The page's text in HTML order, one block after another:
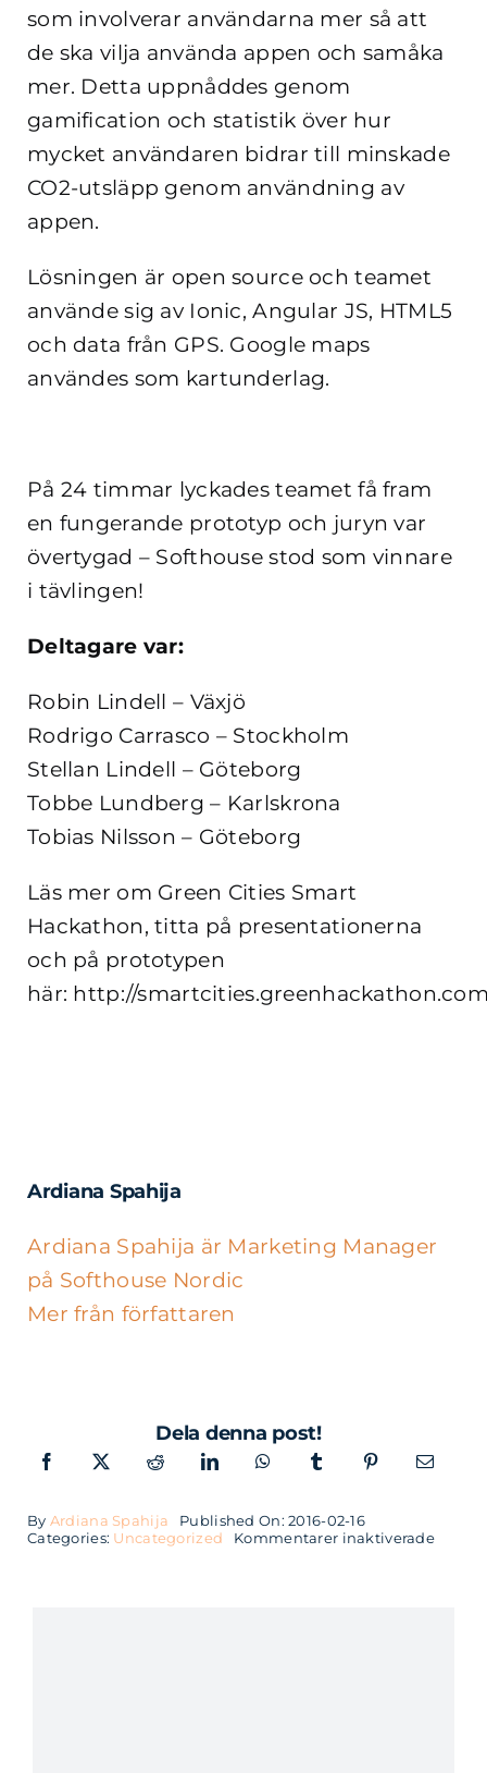
som involverar användarna mer så att
de ska vilja använda appen och samåka
mer. Detta uppnåddes genom
gamification och statistik över hur
mycket användaren bidrar till minskade
CO2-utsläpp genom användning av
appen.
Lösningen är open source och teamet
använde sig av Ionic, Angular JS, HTML5
och data från GPS. Google maps
användes som kartunderlag.
På 24 timmar lyckades teamet få fram
en fungerande prototyp och juryn var
övertygad – Softhouse stod som vinnare
i tävlingen!
Deltagare var:
Robin Lindell – Växjö
Rodrigo Carrasco – Stockholm
Stellan Lindell – Göteborg
Tobbe Lundberg – Karlskrona
Tobias Nilsson – Göteborg
Läs mer om Green Cities Smart
Hackathon, titta på presentationerna
och på prototypen
här: http://
Ardiana Spahija
Ardiana Spahija är Marketing Manager
på Softhouse Nordic
Mer från författaren
Dela denna post!
By Ardiana Spahija
Published On: 2016-02-16
Categories: Uncategorized Kommentarer inaktiveradeför